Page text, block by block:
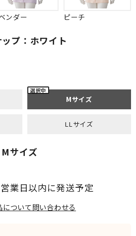
業日以内に発送予定
ンダー ピーチ
プ：ホワイト
Mサイズ
LLサイズ
サイズ
について問い合わせる